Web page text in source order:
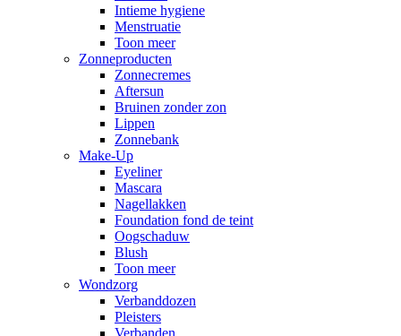
Intieme hygiene
Menstruatie
Toon meer
Zonneproducten
Zonnecremes
Aftersun
Bruinen zonder zon
Lippen
Zonnebank
Make-Up
Eyeliner
Mascara
Nagellakken
Foundation fond de teint
Oogschaduw
Blush
Toon meer
Wondzorg
Verbanddozen
Pleisters
Verbanden